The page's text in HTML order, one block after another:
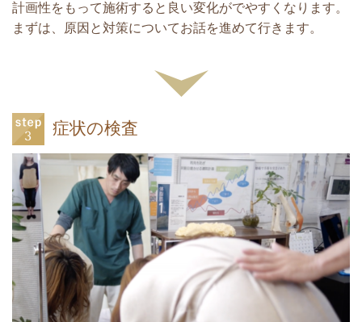
計画性をもって施術すると良い変化がでやすくなります。
まずは、原因と対策についてお話を進めて行きます。
症状の検査